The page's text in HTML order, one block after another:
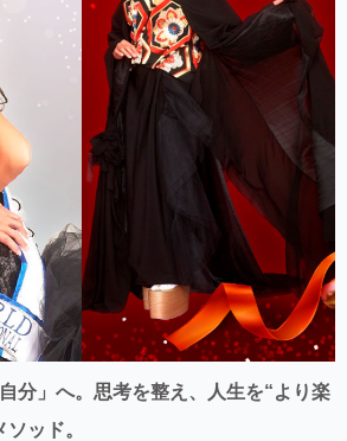
分」へ。思考を整え、人生を“より楽
ッド。